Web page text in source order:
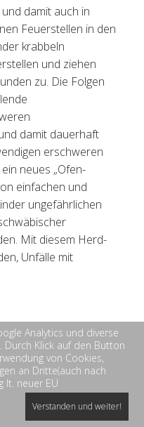
damit auch in
Feuerstellen in den
krabbeln
und ziehen
zu. Die Folgen
damit dauerhaft
erschweren
neues „Ofen-
einfachen und
ungefährlichen
Mit diesem Herd-
Unfälle mit
Analytics und diverse
Durch Klick auf den Button
von Cookies,
an Dritte(auch nach
lt. neuer EU
Verstanden und weiter!